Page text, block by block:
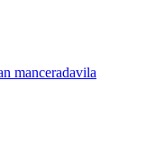
manceradavila